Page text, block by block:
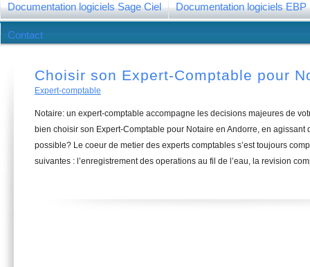
Documentation logiciels Sage Ciel Documentation logiciels EBP
Contact
Choisir son Expert-Comptable pour
Expert-comptable
Notaire: un expert-comptable accompagne les decisions majeures de
bien choisir son Expert-Comptable pour Notaire en Andorre, en
possible? Le coeur de metier des experts comptables s’est toujours
suivantes : l’enregistrement des operations au fil de l’eau, la revision